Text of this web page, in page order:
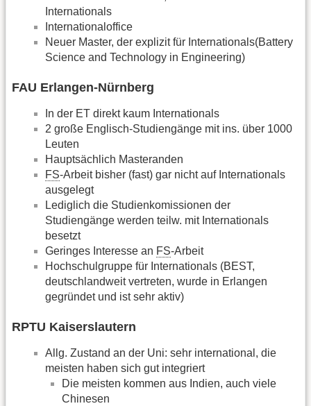
Internationals
Internationaloffice
Neuer Master, der explizit für Internationals(Battery
Science and Technology in Engineering)
FAU Erlangen-Nürnberg
In der ET direkt kaum Internationals
2 große Englisch-Studiengänge mit ins. über 1000
Leuten
Hauptsächlich Masteranden
FS-Arbeit bisher (fast) gar nicht auf Internationals
ausgelegt
Lediglich die Studienkomissionen der
Studiengänge werden teilw. mit Internationals
besetzt
Geringes Interesse an FS-Arbeit
Hochschulgruppe für Internationals (BEST,
deutschlandweit vertreten, wurde in Erlangen
gegründet und ist sehr aktiv)
RPTU Kaiserslautern
Allg. Zustand an der Uni: sehr international, die
meisten haben sich gut integriert
Die meisten kommen aus Indien, auch viele
Chinesen